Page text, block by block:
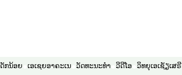
ກນ້ອຍ ເອເຊຍອາຄະເນ ວັດທະນະທຳ ວີດີໂອ ວິທຍຸເອເຊັຽເສຣີ